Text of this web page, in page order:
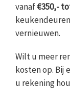
vanaf€350,-
vernieuwen.
Wilt u meer
kosten op. Bij
u rekening